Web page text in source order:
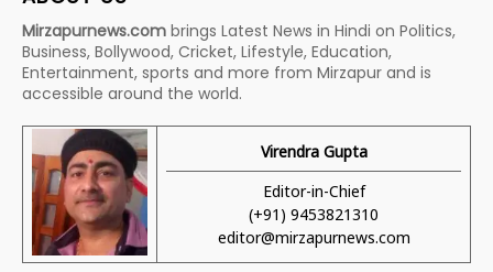
Mirzapurnews.com brings Latest News in Hindi on Politics,
Business, Bollywood, Cricket, Lifestyle, Education,
Entertainment, sports and more from Mirzapur and is
accessible around the world.
Virendra Gupta
Editor-in-Chief
(+91) 9453821310
editor@mirzapurnews.com